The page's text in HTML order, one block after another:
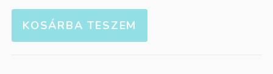
KOSÁRBA TESZEM